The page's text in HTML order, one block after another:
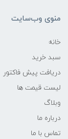
منوی وب‌سایت
خانه
سبد خرید
دریافت پیش فاکتور
لیست قیمت ها
وبلاگ
درباره ما
تماس با ما